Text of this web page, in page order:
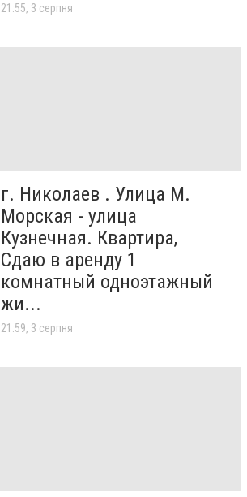
21:55, 3 серпня
г. Николаев . Улица М.
Морская - улица
Кузнечная. Квартира,
Сдаю в аренду 1
комнатный одноэтажный
жи...
21:59, 3 серпня